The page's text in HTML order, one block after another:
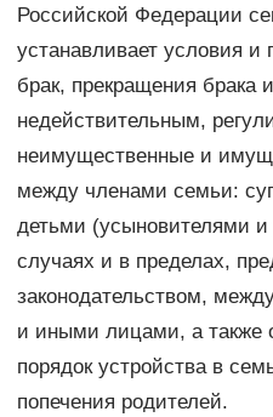
Российской Федерации
устанавливает условия и
брак, прекращения брака
недействительным,
неимущественные и
между членами семьи:
детьми (усыновителями
случаях и в пределах,
законодательством,
и иными лицами, а также
порядок устройства в
попечения родителей.